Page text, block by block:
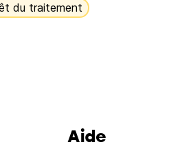
du traitement
Aide